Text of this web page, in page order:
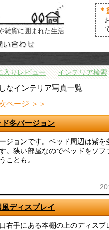
雑貨に囲まれた生活
入りレビュー インテリア検索
なインテリア写真一覧
ページ ＞＞
ド冬バージョン
ジョンです。ベッド周辺は紫を
。狭い部屋なのでベッドをソフ
ことも。
風ディスプレイ
右手にある本棚の上のディスプ